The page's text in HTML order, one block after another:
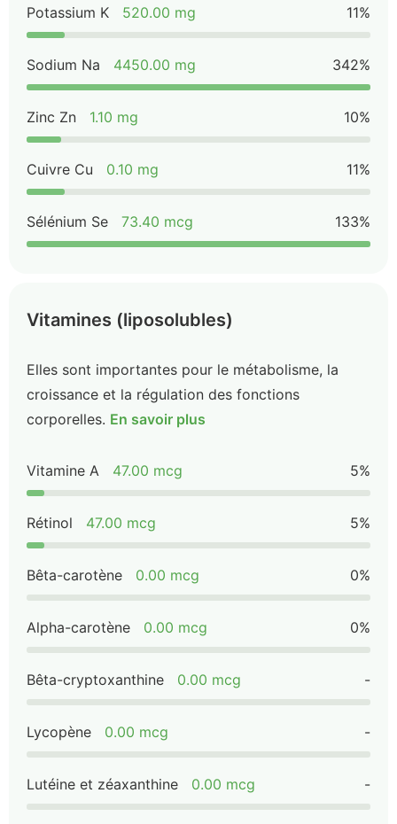
Potassium K 520.00 mg 11%
Sodium Na 4450.00 mg 342%
Zinc Zn 1.10 mg 10%
Cuivre Cu 0.10 mg 11%
Sélénium Se 73.40 mcg 133%
Vitamines (liposolubles)
Elles sont importantes pour le métabolisme, la
croissance et la régulation des fonctions
corporelles. En savoir plus
Vitamine A 47.00 mcg 5%
Rétinol 47.00 mcg 5%
Bêta-carotène 0.00 mcg 0%
Alpha-carotène 0.00 mcg 0%
Bêta-cryptoxanthine 0.00 mcg -
Lycopène 0.00 mcg -
Lutéine et zéaxanthine 0.00 mcg -